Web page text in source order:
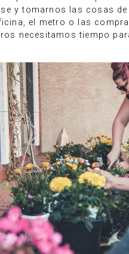
y tomarnos las cosas
el metro o las
necesitamos tiempo